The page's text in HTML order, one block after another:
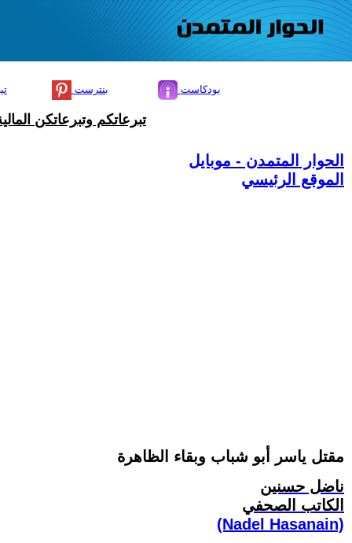
بنترست بودكاست
تبرعاتكم وتبرعاتكن
الحوار المتمدن - موبايل
الموقع الرئيسي
مقتل ياسر أبو شباب وبقاء الظاهرة
ناضل حسنين
الكاتب الصحفي
(Nadel Hasanain)